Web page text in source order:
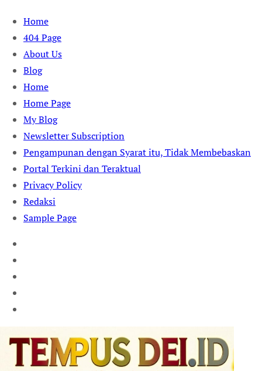
Skip
content
Home
404 Page
About Us
Blog
Home
Home Page
My Blog
Newsletter Subscription
Pengampunan dengan Syarat itu, Tidak Membebaskan
Portal Terkini dan Teraktual
Privacy Policy
Redaksi
Sample Page